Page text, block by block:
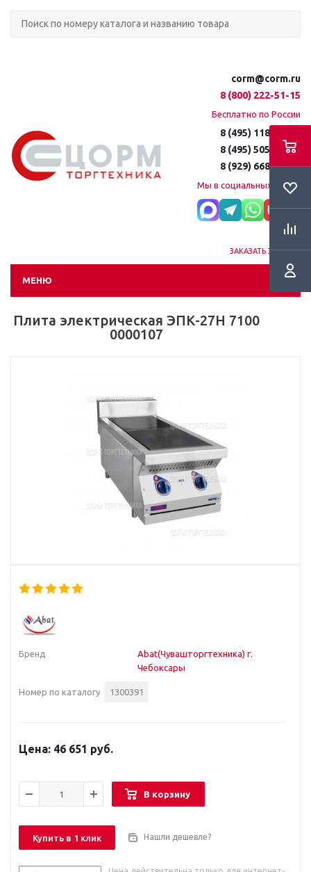
corm@corm.ru
8 (800) 222-51-15
Бесплатно по России
8 (495) 118-61-16
8 (495) 505-51-15
8 (929) 668-95-35
Мы в социальных сетях:
ЗАКАЗАТЬ ЗВОНОК
МЕНЮ
Плита электрическая ЭПК-27Н 7100
0000107
Бренд
Abat(Чувашторгтехника) г.
Чебоксары
Номер по каталогу 1300391
46 651 руб.
В корзину
Купить в 1 клик Нашли дешевле?